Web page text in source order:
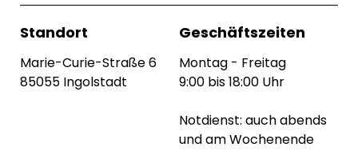
Standort
Marie-Curie-Straße 6
85055 Ingolstadt
Geschäftszeiten
Montag - Freitag
9:00 bis 18:00 Uhr
Notdienst: auch abends
und am Wochenende